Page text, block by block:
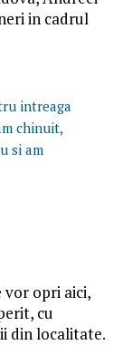
in cadrul
intreaga
chinuit,
si am
vor opri aici,
cu
din localitate.